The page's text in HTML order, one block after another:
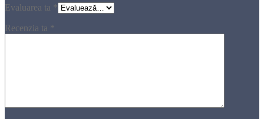
Evaluarea ta *
Recenzia ta *